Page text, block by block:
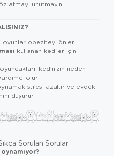
atmayı unutmayın.
oyunlar obeziteyi önler.
kullanan kediler için
kedinizin neden-
olur.
stresi azaltır ve evdeki
düşürür.
Sorulan Sorular